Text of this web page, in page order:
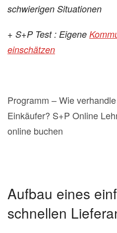
schwierigen Situationen
+ S+P Test : Eigene
einschätzen
Programm – Wie
Einkäufer? S+P Online
online buchen
Aufbau eines
schnellen